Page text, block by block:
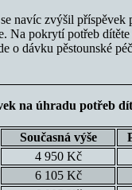
navíc zvýšil příspěvek
Na pokrytí potřeb
o dávku pěstounské
na úhradu potřeb
Současná výše
4 950 Kč
6 105 Kč